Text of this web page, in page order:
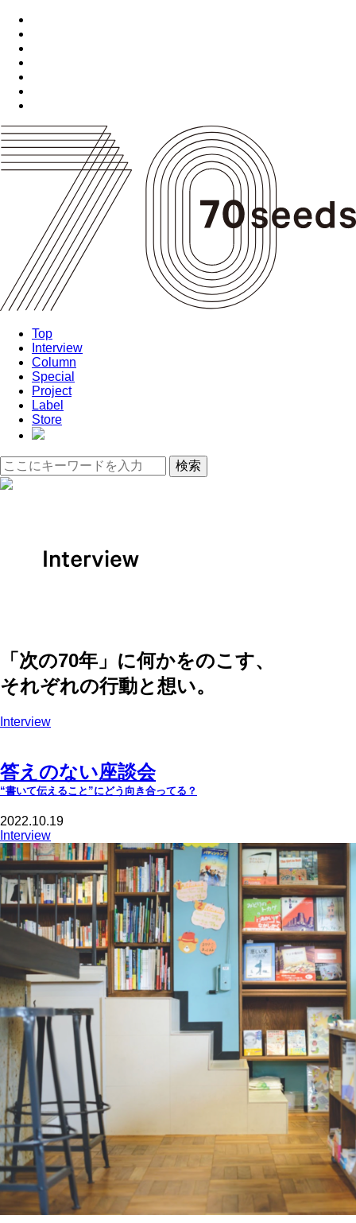
Top
Interview
Column
Special
Project
Label
Store
「次の70年」に何かをのこす、
それぞれの行動と想い。
Interview
答えのない座談会
“書いて伝えること”にどう向き合ってる？
2022.10.19
Interview